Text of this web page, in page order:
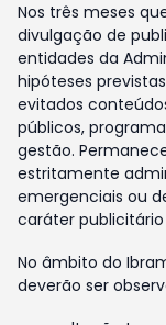
Nos três meses
divulgação de
entidades da
hipóteses
evitados
públicos,
gestão.
estritamente
emergenciais ou
caráter
No âmbito do
deverão ser